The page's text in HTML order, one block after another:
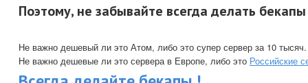
Поэтому, не забывайте всегда делать
Не важно дешевый ли это Атом, либо это супер сервер за 10 тысяч.
Не важно дешевые ли это сервера в Европе, либо это Российские